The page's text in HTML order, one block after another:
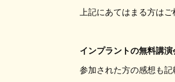
上記にあてはまる方はご
インプラントの無料講
参加された方の感想も記